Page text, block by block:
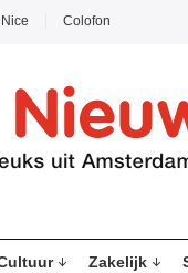
Colofon
Zakelijk